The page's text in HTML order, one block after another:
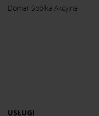
Domar Spółka Akcyjna
USŁUGI